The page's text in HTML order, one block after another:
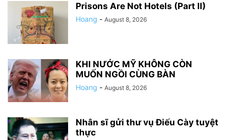
Prisons Are Not Hotels (Part II)
Hoang - August 8, 2026
KHI NƯỚC MỸ KHÔNG CÒN
MUỐN NGỒI CÙNG BÀN
Hoang - August 8, 2026
Nhân sĩ gửi thư vụ Điếu Cày tuyệt
thực